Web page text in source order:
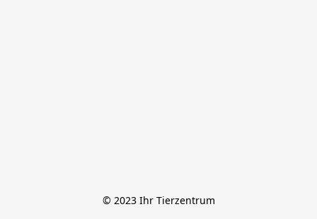
© 2023 Ihr Tierzentrum